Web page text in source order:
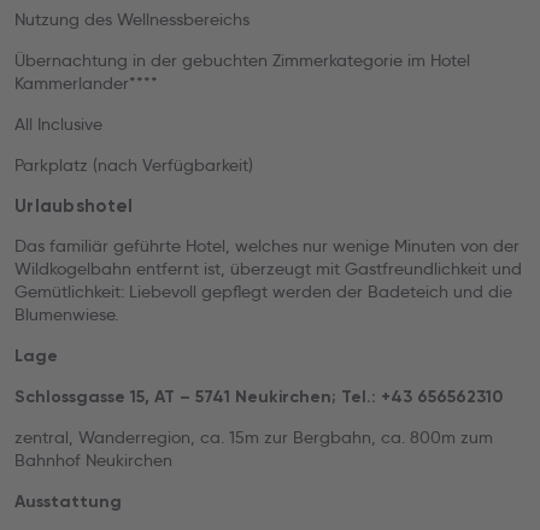
Nutzung des Wellnessbereichs
Übernachtung in der gebuchten Zimmerkategorie im Hotel
Kammerlander****
All Inclusive
Parkplatz (nach Verfügbarkeit)
Urlaubshotel
Das familiär geführte Hotel, welches nur wenige Minuten von der
Wildkogelbahn entfernt ist, überzeugt mit Gastfreundlichkeit und
Gemütlichkeit: Liebevoll gepflegt werden der Badeteich und die
Blumenwiese.
Lage
Schlossgasse 15, AT – 5741 Neukirchen; Tel.: +43 656562310
zentral, Wanderregion, ca. 15m zur Bergbahn, ca. 800m zum
Bahnhof Neukirchen
Ausstattung